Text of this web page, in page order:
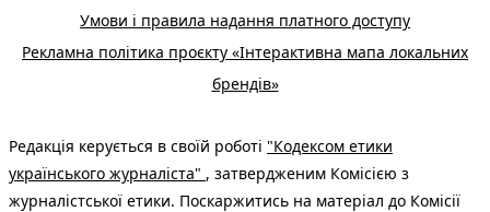
Умови і правила надання платного доступу
Рекламна політика проєкту «Інтерактивна мапа локальних
брендів»
Редакція керується в своїй роботі "Кодексом етики
українського журналіста" , затвердженим Комісією з
журналістської етики. Поскаржитись на матеріал до Комісії